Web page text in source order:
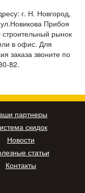
г. Н. Новгород,
Прибоя
рынок
в офис. Для
заказа звоните по
82.
партнеры
скидок
Новости
статьи
Контакты